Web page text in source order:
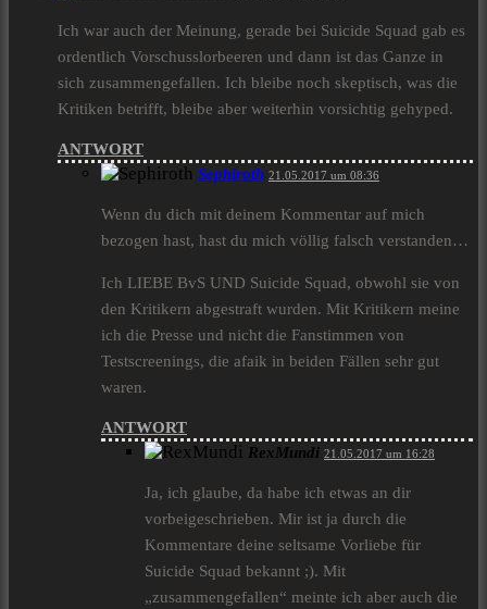
Ich war auch der Meinung, gerade bei Suicide Squad gab es
ordentlich Vorschusslorbeeren und dann ist das Ganze in
sich zusammengefallen. Ich bleibe noch skeptisch, was die
Kritiken betrifft, bleibe aber weiterhin vorsichtig gehyped.
ANTWORT
Sephiroth 21.05.2017 um 08:36
Wenn du dich mit deinem Kommentar auf mich
bezogen hast, hast du mich völlig falsch verstanden…
Ich LIEBE BvS UND Suicide Squad, obwohl sie von
den Kritikern abgestraft wurden. Mit Kritikern meine
ich die Presse und nicht die Fanstimmen von
Testscreenings, die afaik in beiden Fällen sehr gut
waren.
ANTWORT
RexMundi 21.05.2017 um 16:28
Ja, ich glaube, da habe ich etwas an dir
vorbeigeschrieben. Mir ist ja durch die
Kommentare deine seltsame Vorliebe für
Suicide Squad bekannt ;). Mit
„zusammengefallen“ meinte ich aber auch die